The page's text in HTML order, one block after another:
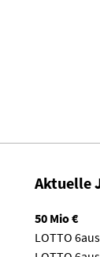
Aktuelle
50 Mio €
LOTTO